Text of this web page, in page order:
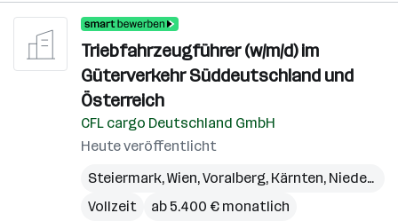
Triebfahrzeugführer (w/m/d) im
Güterverkehr Süddeutschland und
Österreich
CFL cargo Deutschland GmbH
Heute veröffentlicht
Steiermark,Wien,Voralberg, Kärnten, Niederösterreich
Vollzeit
ab 5.400 € monatlich